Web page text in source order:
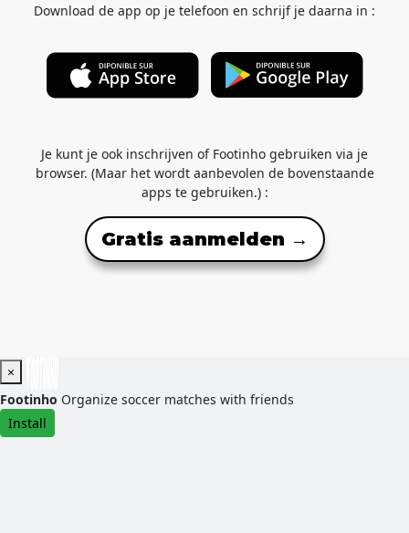
Download de app op je telefoon en schrijf je daarna in :
Je kunt je ook inschrijven of Footinho gebruiken via je
browser. (Maar het wordt aanbevolen de bovenstaande
apps te gebruiken.) :
Gratis aanmelden →
×
Footinho Organize soccer matches with friends
Install